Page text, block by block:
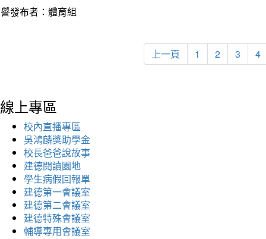
發布者：體育組
上一頁 1 2 3 4
線上專區
校內直播專區
吳鴻麟獎助學金
校長爸爸說故事
建德閱讀園地
學生病假回報單
建德第一會議室
建德第二會議室
建德特殊會議室
輔導專用會議室